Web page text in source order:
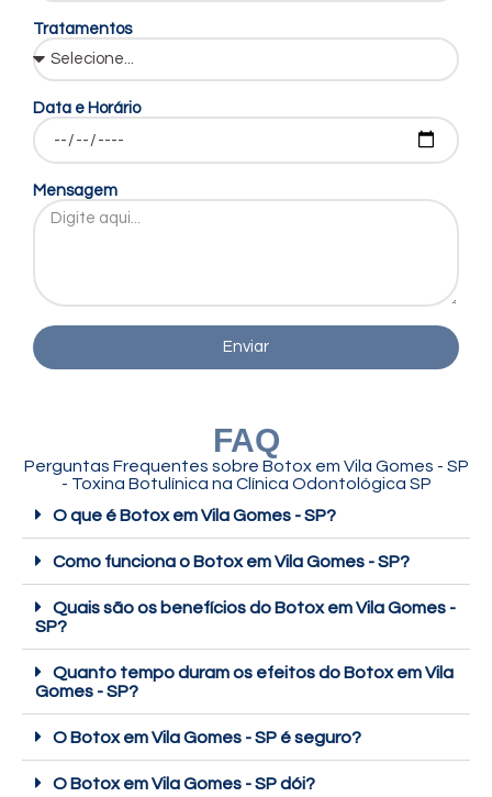
Tratamentos
Data e Horário
Mensagem
Enviar
FAQ
Perguntas Frequentes sobre Botox em Vila Gomes - SP
- Toxina Botulínica na Clínica Odontológica SP
O que é Botox em Vila Gomes - SP?
Como funciona o Botox em Vila Gomes - SP?
Quais são os benefícios do Botox em Vila Gomes -
SP?
Quanto tempo duram os efeitos do Botox em Vila
Gomes - SP?
O Botox em Vila Gomes - SP é seguro?
O Botox em Vila Gomes - SP dói?